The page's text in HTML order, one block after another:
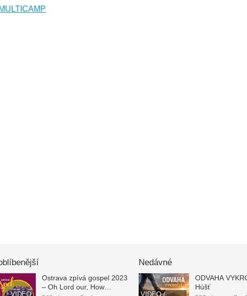
MULTICAMP
VIDEO
Ostrava zpívá gospel 2023
– Oh Lord our, How
Nedávné
VIDEO /
ODVAHA
Húšť